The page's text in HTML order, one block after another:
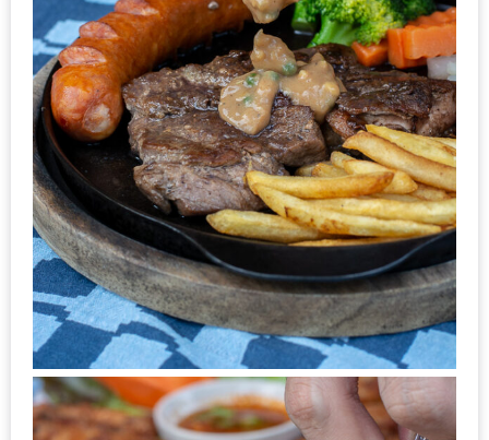
ลุ้น
รับ
GIFT
VOUCHER
รับ
ประทาน
อาหาร
มูลค่า
1,000
บาท
ฟรี
3
รางวัล